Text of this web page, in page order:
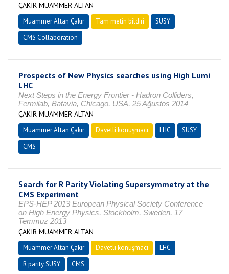
ÇAKIR MUAMMER ALTAN
Muammer Altan Çakır Tam metin bildiri
SUSY
CMS Collaboration
Prospects of New Physics searches using High Lumi
LHC
Next Steps in the Energy Frontier - Hadron Colliders,
Fermilab, Batavia, Chicago, USA, 25 Ağustos 2014
ÇAKIR MUAMMER ALTAN
Muammer Altan Çakır Davetli konuşmacı LHC
SUSY
CMS
Search for R Parity Violating Supersymmetry at the
CMS Experiment
EPS-HEP 2013 European Physical Society Conference
on High Energy Physics, Stockholm, Sweden, 17
Temmuz 2013
ÇAKIR MUAMMER ALTAN
Muammer Altan Çakır Davetli konuşmacı
LHC
R parity SUSY
CMS